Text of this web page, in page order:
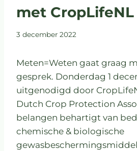
met CropLifeNL
3 december 2022
Meten=Weten gaat graag
gesprek. Donderdag 1
uitgenodigd door
Dutch Crop Protection
belangen behartigt van
chemische & biologische